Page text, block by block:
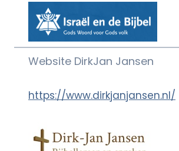
Website DirkJan Jansen
https://www.dirkjanjansen.nl/